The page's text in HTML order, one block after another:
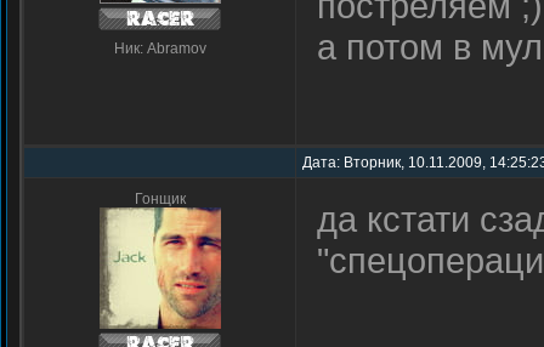
Ник: Abramov
а потом в
Дата: Вторник, 10.11.2009,
Гонщик
да кстати